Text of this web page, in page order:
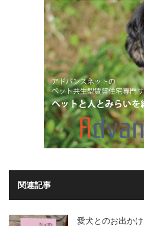
関連記事
愛犬とのお出か